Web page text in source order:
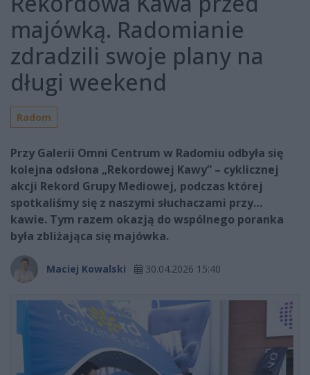
majówką. Radomianie
zdradzili swoje plany na
długi weekend
Radom
Przy Galerii Omni Centrum w Radomiu odbyła się
kolejna odsłona „Rekordowej Kawy” – cyklicznej
akcji Rekord Grupy Mediowej, podczas której
spotkaliśmy się z naszymi słuchaczami przy…
kawie. Tym razem okazją do wspólnego poranka
była zbliżająca się majówka.
Maciej Kowalski 30.04.2026 15:40